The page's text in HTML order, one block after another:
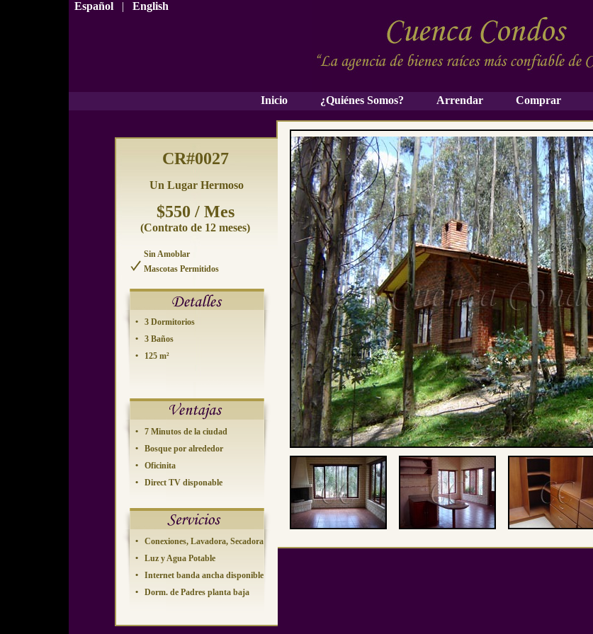
Inicio ¿Quiénes Somos? Arrendar Comprar
Español | English
CR#0027
Un Lugar Hermoso
$550 / Mes
(Contrato de 12 meses)
Sin Amoblar
Mascotas Permitidos
• 3 Dormitorios
• 3 Baños
• 125 m²
• 7 Minutos de la ciudad
• Bosque por alrededor
• Oficinita
• Direct TV disponable
• Conexiones, Lavadora, Secadora
• Luz y Agua Potable
• Internet banda ancha disponible
• Dorm. de Padres planta baja